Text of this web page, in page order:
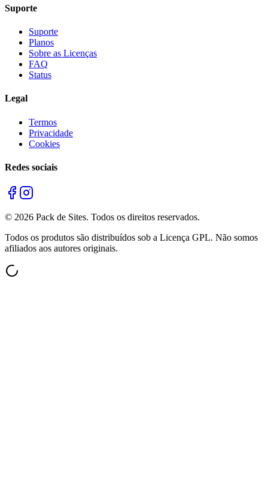
Suporte
Suporte
Planos
Sobre as Licenças
FAQ
Status
Legal
Termos
Privacidade
Cookies
Redes sociais
© 2026 Pack de Sites. Todos os direitos reservados.
Todos os produtos são distribuídos sob a Licença GPL. Não somos
afiliados aos autores originais.